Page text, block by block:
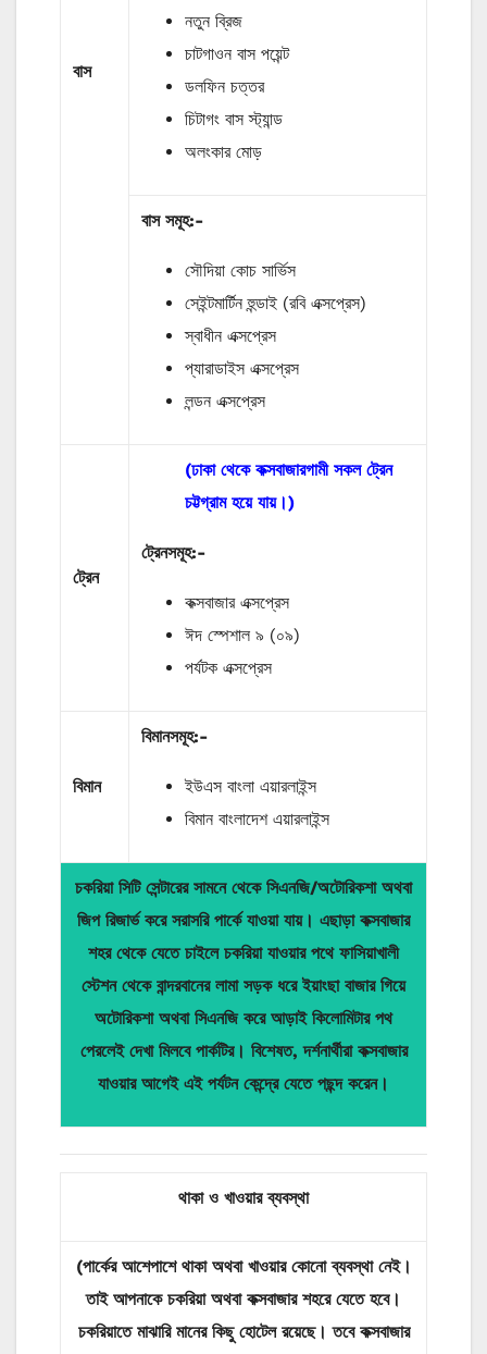
বাস
নতুন ব্রিজ
চাটগাওন বাস পয়েন্ট
ডলফিন চত্তর
চিটাগং বাস স্ট্যান্ড
অলংকার মোড়
বাস সমূহ:-
সৌদিয়া কোচ সার্ভিস
সেইন্টমার্টিন হুন্ডাই (রবি এক্সপ্রেস)
স্বাধীন এক্সপ্রেস
প্যারাডাইস এক্সপ্রেস
লন্ডন এক্সপ্রেস
ট্রেন
(ঢাকা থেকে কক্সবাজারগামী সকল ট্রেন
চট্টগ্রাম হয়ে যায়।)
ট্রেনসমূহ:-
কক্সবাজার এক্সপ্রেস
ঈদ স্পেশাল ৯ (০৯)
পর্যটক এক্সপ্রেস
বিমান
বিমানসমূহ:-
ইউএস বাংলা এয়ারলাইন্স
বিমান বাংলাদেশ এয়ারলাইন্স
চকরিয়া সিটি সেন্টারের সামনে থেকে সিএনজি/অটোরিকশা অথবা
জিপ রিজার্ভ করে সরাসরি পার্কে যাওয়া যায়। এছাড়া কক্সবাজার
শহর থেকে যেতে চাইলে চকরিয়া যাওয়ার পথে ফাসিয়াখালী
স্টেশন থেকে বান্দরবানের লামা সড়ক ধরে ইয়াংছা বাজার গিয়ে
অটোরিকশা অথবা সিএনজি করে আড়াই কিলোমিটার পথ
পেরলেই দেখা মিলবে পার্কটির। বিশেষত, দর্শনার্থীরা কক্সবাজার
যাওয়ার আগেই এই পর্যটন কেন্দ্রে যেতে পছন্দ করেন।
থাকা ও খাওয়ার ব্যবস্থা
(পার্কের আশেপাশে থাকা অথবা খাওয়ার কোনো ব্যবস্থা নেই।
তাই আপনাকে চকরিয়া অথবা কক্সবাজার শহরে যেতে হবে।
চকরিয়াতে মাঝারি মানের কিছু হোটেল রয়েছে। তবে কক্সবাজার